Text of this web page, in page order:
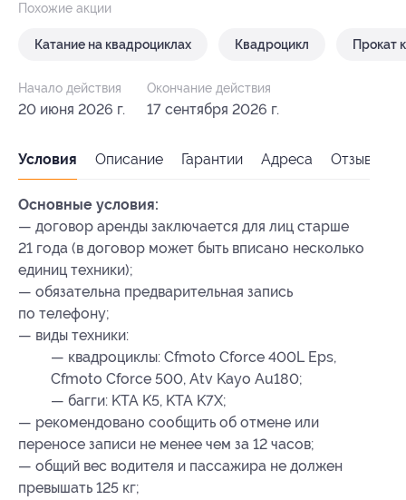
Похожие акции
Катание на квадроциклах Квадроцикл Прокат
Начало действия
20 июня 2026 г.
Окончание действия
17 сентября 2026 г.
Условия Описание Гарантии Адреса Отзывы
Основные условия:
— договор аренды заключается для лиц старше
21 года (в договор может быть вписано несколько
единиц техники);
— обязательна предварительная запись
по телефону;
— виды техники:
— квадроциклы: Cfmoto Cforce 400L Eps,
Cfmoto Cforce 500, Atv Kayo Au180;
— багги: KTA K5, KTA K7X;
— рекомендовано сообщить об отмене или
переносе записи не менее чем за 12 часов;
— общий вес водителя и пассажира не должен
превышать 125 кг;